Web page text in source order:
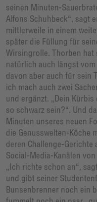
seinen Minuten-
Alfons Schuhbeck“, sagt
mittlerweile in einem
später die Füllung für
Wirsingrolle. Thorben hat
natürlich auch längst
davon aber auch für sein
ich mach auch zwei
und ergänzt. „Dein
so schwarz sein?“. Und
Minuten unseres neuen
die Genusswelten-Köche
deren Challenge-Gerichte
Social-Media-Kanälen von
„Ich richte schon an“,
und gibt seiner
Bunsenbrenner noch ein